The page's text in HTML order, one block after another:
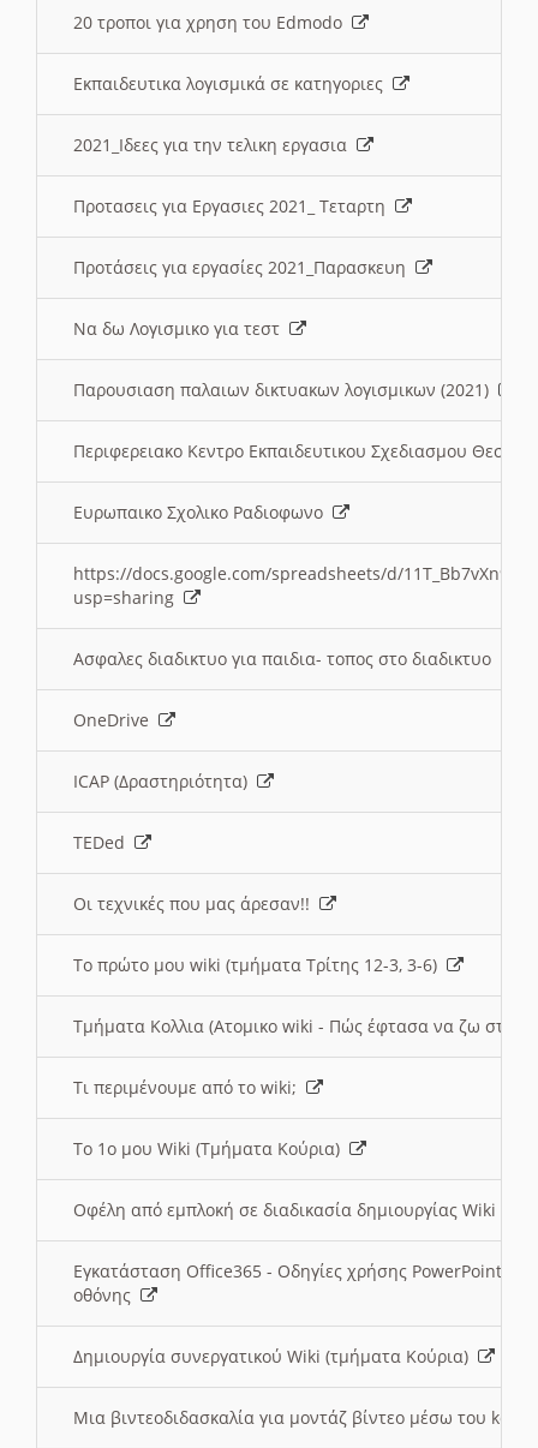
20 τροποι για χρηση του Edmodo
Εκπαιδευτικα λογισμικά σε κατηγοριες
2021_Ιδεες για την τελικη εργασια
Προτασεις για Εργασιες 2021_ Τεταρτη
Προτάσεις για εργασίες 2021_Παρασκευη
Να δω Λογισμικο για τεστ
Παρουσιαση παλαιων δικτυακων λογισμικων (2021)
Περιφερειακο Κεντρο Εκπαιδευτικου Σχεδιασμου
Ευρωπαικο Σχολικο Ραδιοφωνο
https://docs.google.com/spreadsheets/d/
usp=sharing
Ασφαλες διαδικτυο για παιδια- τοπος στο διαδικτυο
OneDrive
ICAP (Δραστηριότητα)
TEDed
Οι τεχνικές που μας άρεσαν!!
Το πρώτο μου wiki (τμήματα Τρίτης 12-3, 3-6)
Τμήματα Κολλια (Ατομικο wiki - Πώς έφτασα να ζω στην
Τι περιμένουμε από το wiki;
Το 1ο μου Wiki (Τμήματα Κούρια)
Οφέλη από εμπλοκή σε διαδικασία δημιουργίας Wiki
Εγκατάσταση Office365 - Οδηγίες χρήσης PowerPoint
οθόνης
Δημιουργία συνεργατικού Wiki (τμήματα Κούρια)
Μια βιντεοδιδασκαλία για μοντάζ βίντεο μέσω του